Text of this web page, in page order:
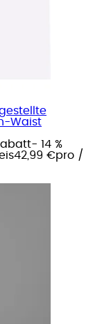
Waist
- 14 %
42,99 €pro /